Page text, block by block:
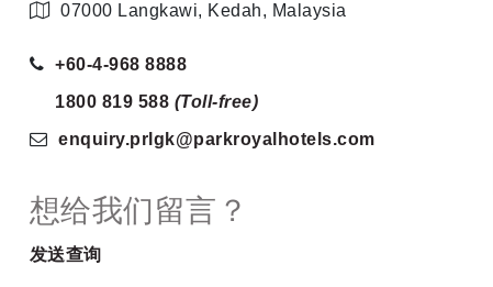
07000 Langkawi, Kedah, Malaysia
+60-4-968 8888
1800 819 588 (Toll-free)
enquiry.prlgk@parkroyalhotels.com
想给我们留言？
发送查询